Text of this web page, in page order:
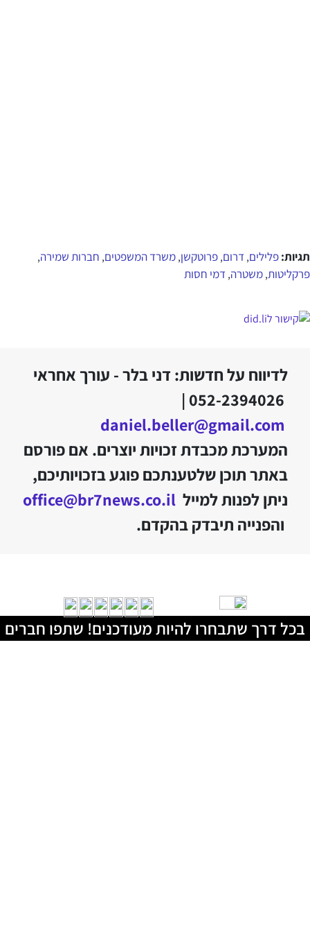
תגיות:פלילים, דרום,פרוטקשן,משרד המשפטים, חברות שמירה,
פרקליטות,משטרה, דמי חסות
לדיווח על חדשות: דני בלר - עורך אחראי
052-2394026 |
daniel.beller@gmail.com
המערכת מכבדת זכויות יוצרים. אם פורסם
באתר תוכן שלטענתכם פוגע בזכויותיכם,
ניתן לפנות למייל office@br7news.co.il
והפנייה תיבדק בהקדם.
בכל דרך שתבחרו להיות מעודכנים! שתפו חברים